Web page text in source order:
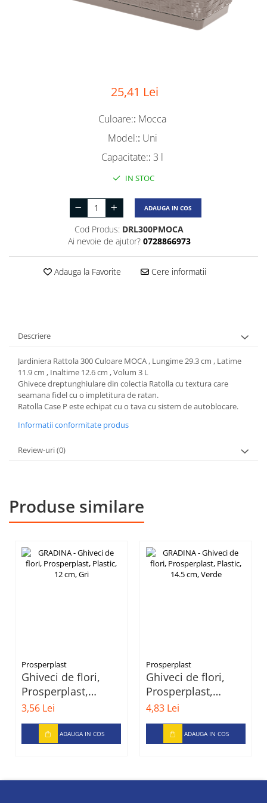
25,41 Lei
Culoare:: Mocca
Model:: Uni
Capacitate:: 3 l
IN STOC
ADAUGA IN COS
Cod Produs: DRL300PMOCA
Ai nevoie de ajutor? 0728866973
Adauga la Favorite Cere informatii
Descriere
Jardiniera Rattola 300 Culoare MOCA , Lungime 29.3 cm , Latime
11.9 cm , Inaltime 12.6 cm , Volum 3 L
Ghivece dreptunghiulare din colectia Ratolla cu textura care
seamana fidel cu o impletitura de ratan.
Ratolla Case P este echipat cu o tava cu sistem de autoblocare.
Informatii conformitate produs
Review-uri(0)
Produse similare
Prosperplast
Ghiveci de flori,
Prosperplast,
Plastic, 12 cm, Gri
3,56 Lei
ADAUGA IN COS
Prosperplast
Ghiveci de flori,
Prosperplast,
Plastic, 14.5 cm,
Verde
4,83 Lei
ADAUGA IN COS